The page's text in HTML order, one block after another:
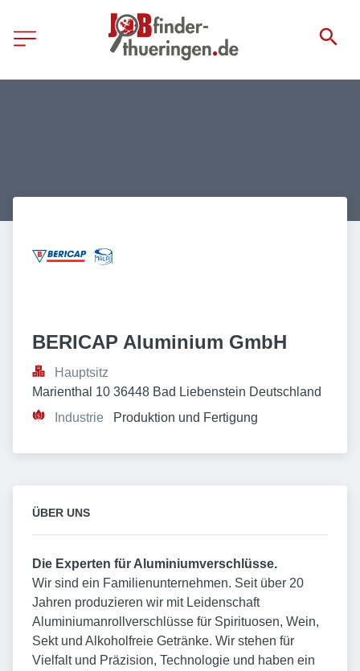
BERICAP Aluminium GmbH
Hauptsitz
Marienthal 10 36448 Bad Liebenstein Deutschland
Industrie
Produktion und Fertigung
ÜBER UNS
Die Experten für Aluminiumverschlüsse.
Wir sind ein Familienunternehmen. Seit über 20
Jahren produzieren wir mit Leidenschaft
Aluminiumanrollverschlüsse für Spirituosen, Wein,
Sekt und Alkoholfreie Getränke. Wir stehen für
Vielfalt und Präzision, Technologie und haben ein